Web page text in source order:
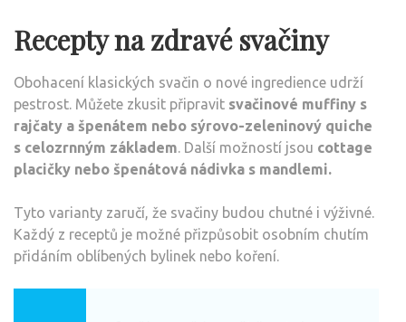
Recepty na zdravé svačiny
Obohacení klasických svačin o nové ingredience udrží
pestrost. Můžete zkusit připravit svačinové muffiny s
rajčaty a špenátem nebo sýrovo-zeleninový quiche
s celozrnným základem. Další možností jsou cottage
placičky nebo špenátová nádivka s mandlemi.
Tyto varianty zaručí, že svačiny budou chutné i výživné.
Každý z receptů je možné přizpůsobit osobním chutím
přidáním oblíbených bylinek nebo koření.